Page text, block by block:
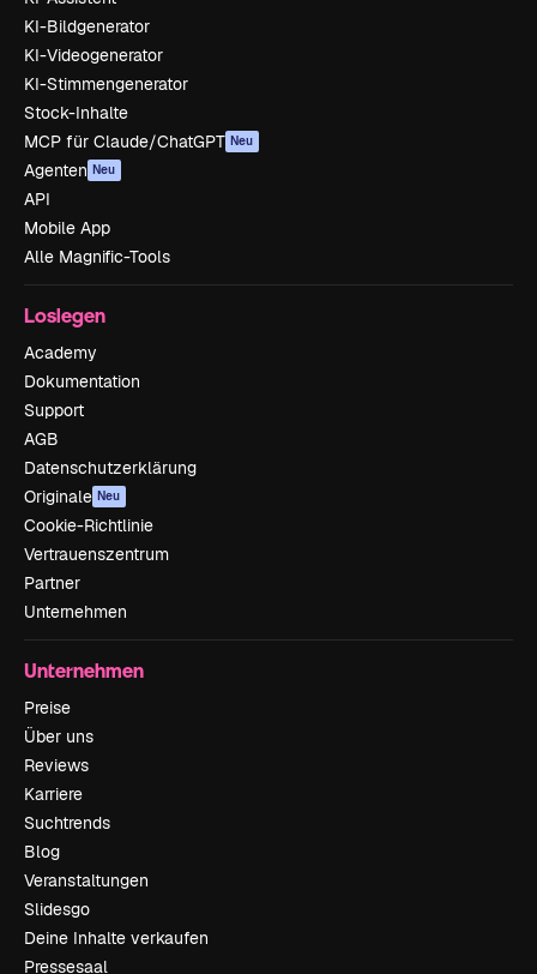
KI-Bildgenerator
KI-Videogenerator
KI-Stimmengenerator
Stock-Inhalte
MCP für Claude/ChatGPT Neu
Agenten Neu
API
Mobile App
Alle Magnific-Tools
Loslegen
Academy
Dokumentation
Support
AGB
Datenschutzerklärung
Originale Neu
Cookie-Richtlinie
Vertrauenszentrum
Partner
Unternehmen
Unternehmen
Preise
Über uns
Reviews
Karriere
Suchtrends
Blog
Veranstaltungen
Slidesgo
Deine Inhalte verkaufen
Pressesaal